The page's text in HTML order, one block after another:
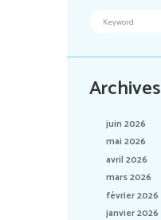
Archives
juin 2026
mai 2026
avril 2026
mars 2026
février 2026
janvier 2026